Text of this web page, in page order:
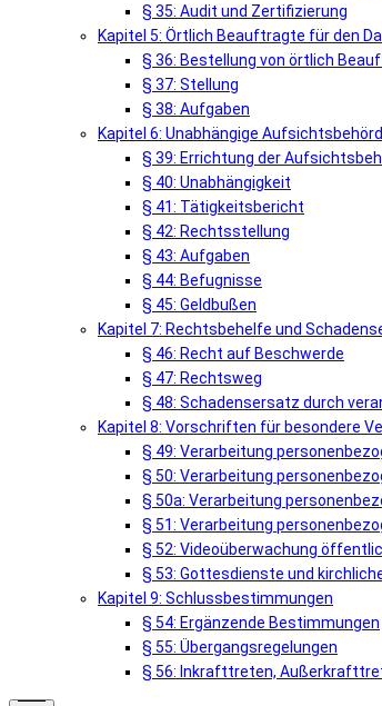
§ 35: Audit und Zertifizierung
Kapitel 5: Örtlich Beauftragte für den
§ 36: Bestellung von örtlich
§ 37: Stellung
§ 38: Aufgaben
Kapitel 6: Unabhängige
§ 39: Errichtung der
§ 40: Unabhängigkeit
§ 41: Tätigkeitsbericht
§ 42: Rechtsstellung
§ 43: Aufgaben
§ 44: Befugnisse
§ 45: Geldbußen
Kapitel 7: Rechtsbehelfe und
§ 46: Recht auf Beschwerde
§ 47: Rechtsweg
§ 48: Schadensersatz durch
Kapitel 8: Vorschriften für besondere
§ 49: Verarbeitung
§ 50: Verarbeitung
§ 50a: Verarbeitung
§ 51: Verarbeitung
§ 52: Videoüberwachung
§ 53: Gottesdienste und
Kapitel 9: Schlussbestimmungen
§ 54: Ergänzende Bestimmungen
§ 55: Übergangsregelungen
§ 56: Inkrafttreten,